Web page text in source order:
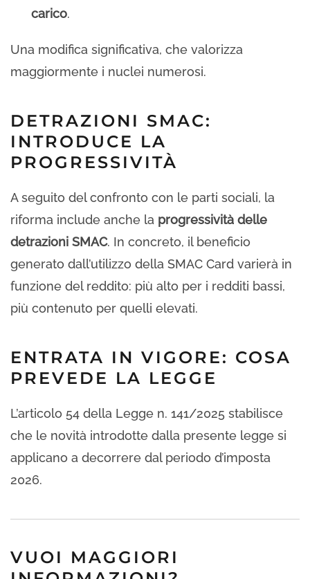
carico.
Una modifica significativa, che valorizza
maggiormente i nuclei numerosi.
DETRAZIONI SMAC:
INTRODUCE LA
PROGRESSIVITÀ
A seguito del confronto con le parti sociali, la
riforma include anche la progressività delle
detrazioni SMAC. In concreto, il beneficio
generato dall’utilizzo della SMAC Card varierà in
funzione del reddito: più alto per i redditi bassi,
più contenuto per quelli elevati.
ENTRATA IN VIGORE: COSA
PREVEDE LA LEGGE
L’articolo 54 della Legge n. 141/2025 stabilisce
che le novità introdotte dalla presente legge si
applicano a decorrere dal periodo d’imposta
2026.
VUOI MAGGIORI